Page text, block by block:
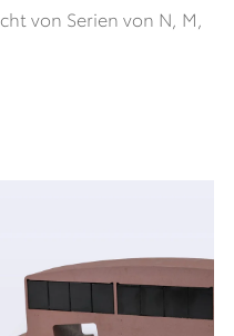
von Serien von N, M,